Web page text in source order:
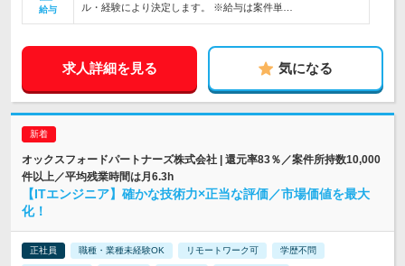
給与
ル・経験により決定します。 ※給与は案件単…
求人詳細を見る 気になる
オックスフォードパートナーズ株式会社 | 還元率83％／案件所持数10,000
件以上／平均残業時間は月6.3h
【ITエンジニア】確かな技術力×正当な評価／市場価値を最大
化！
正社員 職種・業種未経験OK リモートワーク可 学歴不問